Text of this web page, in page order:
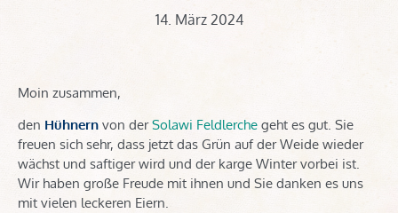
14. März 2024
Moin zusammen,
den Hühnern von derSolawi Feldlerche geht es gut. Sie
freuen sich sehr, dass jetzt das Grün auf der Weide wieder
wächst und saftiger wird und der karge Winter vorbei ist.
Wir haben große Freude mit ihnen und Sie danken es uns
mit vielen leckeren Eiern.